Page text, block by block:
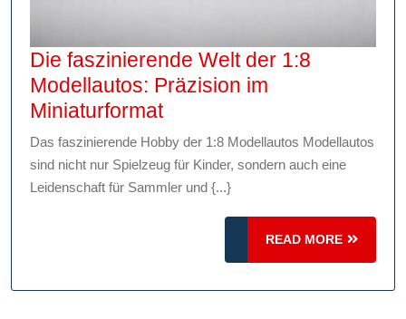
Die faszinierende Welt der 1:8
Modellautos: Präzision im
MiniaturformatDie
faszinierende
Welt
der
Modellautos:
Präzision
im
Das faszinierende Hobby der 1:8 Modellautos Modellautos
sind nicht nur Spielzeug für Kinder, sondern auch eine
Leidenschaft für Sammler und {...}
READ MORE
READ
MORE